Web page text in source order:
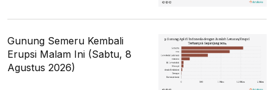
Gunung Semeru Kembali
Erupsi Malam Ini (Sabtu, 8
Agustus 2026)